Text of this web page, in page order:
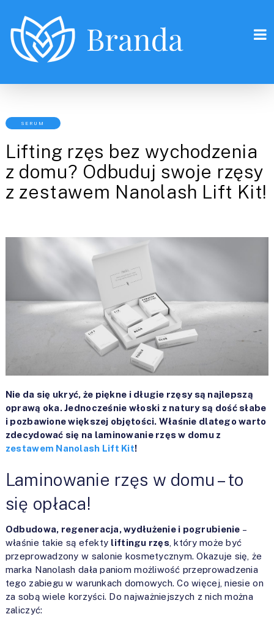
SERUM
Lifting rzęs bez wychodzenia
z domu? Odbuduj swoje rzęsy
z zestawem Nanolash Lift Kit!
Nie da się ukryć, że piękne i długie rzęsy są najlepszą
oprawą oka. Jednocześnie włoski z natury są dość słabe
i pozbawione większej objętości. Właśnie dlatego warto
zdecydować się na laminowanie rzęs w domu z
zestawem Nanolash Lift Kit!
Laminowanie rzęs w domu – to
się opłaca!
Odbudowa, regeneracja, wydłużenie i pogrubienie –
właśnie takie są efekty liftingu rzęs , który może być
przeprowadzony w salonie kosmetycznym. Okazuje się, że
marka Nanolash dała paniom możliwość przeprowadzenia
tego zabiegu w warunkach domowych. Co więcej, niesie on
za sobą wiele korzyści. Do najważniejszych z nich można
zaliczyć: